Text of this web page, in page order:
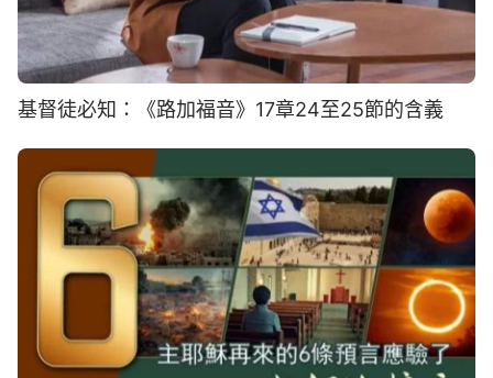
基督徒必知：《路加福音》17章24至25節的含義